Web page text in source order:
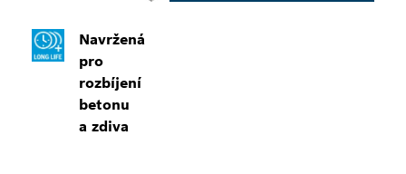
Navržená
pro
rozbíjení
betonu
a zdiva